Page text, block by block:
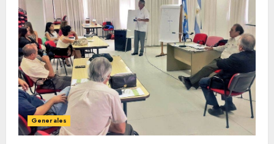
Generales